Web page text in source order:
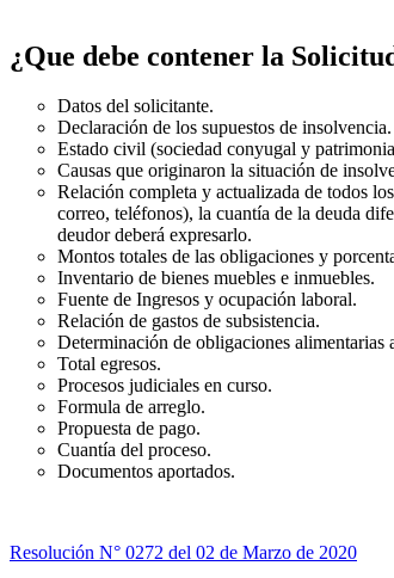
¿Que debe contener la
Datos del solicitante.
Declaración de los supuestos de insolvencia.
Estado civil (sociedad conyugal y
Causas que originaron la situación de
Relación completa y actualizada de todos
correo, teléfonos), la cuantía de la deuda
deudor deberá expresarlo.
Montos totales de las obligaciones y
Inventario de bienes muebles e inmuebles.
Fuente de Ingresos y ocupación laboral.
Relación de gastos de subsistencia.
Determinación de obligaciones alimentarias
Total egresos.
Procesos judiciales en curso.
Formula de arreglo.
Propuesta de pago.
Cuantía del proceso.
Documentos aportados.
Resolución N° 0272 del 02 de Marzo de 2020